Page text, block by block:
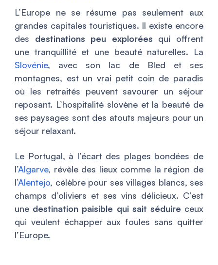
L’Europe ne se résume pas seulement aux
grandes capitales touristiques. Il existe encore
des destinations peu explorées qui offrent
une tranquillité et une beauté naturelles. La
Slovénie, avec son lac de Bled et ses
montagnes, est un vrai petit coin de paradis
où les retraités peuvent savourer un séjour
reposant. L’hospitalité slovène et la beauté de
ses paysages sont des atouts majeurs pour un
séjour relaxant.
Le Portugal, à l’écart des plages bondées de
l’Algarve, révèle des lieux comme la région de
l’Alentejo, célèbre pour ses villages blancs, ses
champs d’oliviers et ses vins délicieux. C’est
une destination paisible qui sait séduire ceux
qui veulent échapper aux foules sans quitter
l’Europe.